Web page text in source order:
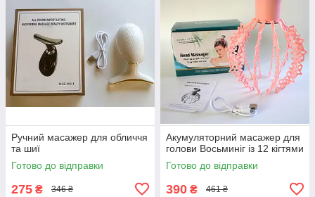
Ручний масажер для обличчя
та шиї
Готово до відправки
275 ₴ 346 ₴
Акумуляторний масажер для
голови Восьминіг із 12 кігтями
Готово до відправки
390 ₴ 461 ₴